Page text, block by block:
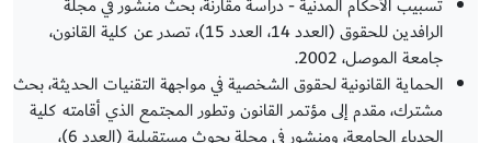
تسبيب الأحكام المدنية - دراسة مقارنة، بحث منشور في مجلة
الرافدين للحقوق (العدد 14، العدد 15)، تصدر عن كلية القانون،
جامعة الموصل، 2002.
الحماية القانونية لحقوق الشخصية في مواجهة التقنيات الحديثة، بحث
مشترك، مقدم إلى مؤتمر القانون وتطور المجتمع الذي أقامته كلية
الحدباء الجامعة، ومنشور في مجلة بحوث مستقبلية (العدد 6)،